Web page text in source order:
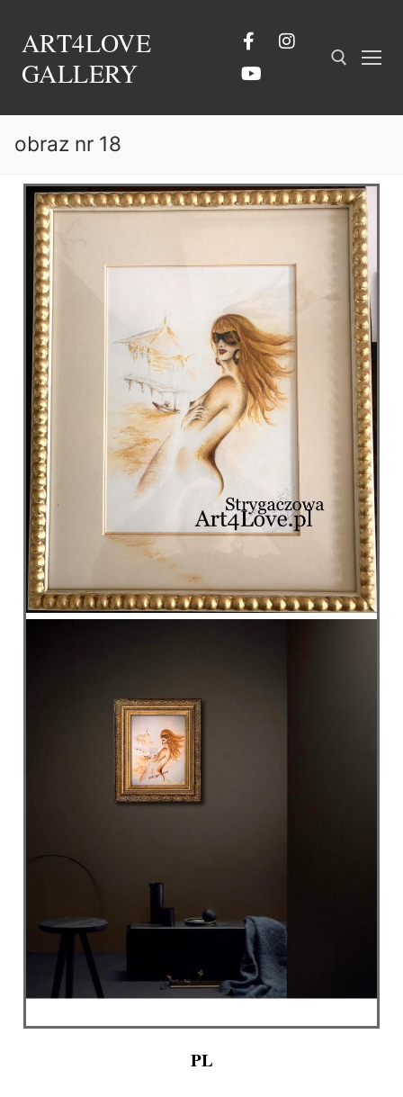
ART4LOVE
GALLERY
obraz nr 18
PL